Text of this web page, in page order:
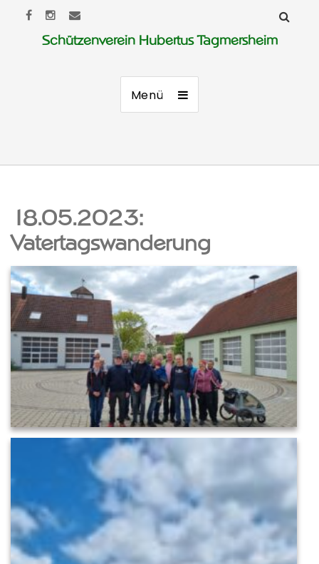
Schützenverein Hubertus Tagmersheim
Menü
18.05.2023:
Vatertagswanderung